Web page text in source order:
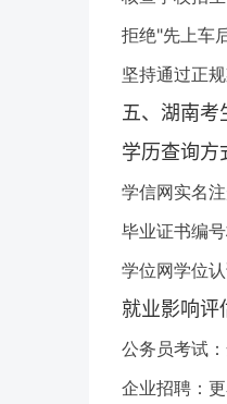
拒绝"先上车
坚持通过正
五、湖南考
学历查询方
学信网实名
毕业证书编
学位网学位
就业影响评
公务员考试
企业招聘：